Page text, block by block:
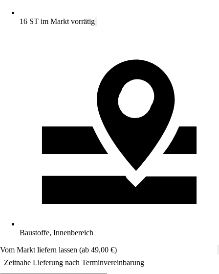
16 ST im Markt vorrätig
Baustoffe, Innenbereich
Vom Markt liefern lassen (ab 49,00 €)
Zeitnahe Lieferung nach Terminvereinbarung